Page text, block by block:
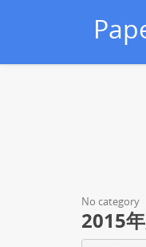
No category
2015